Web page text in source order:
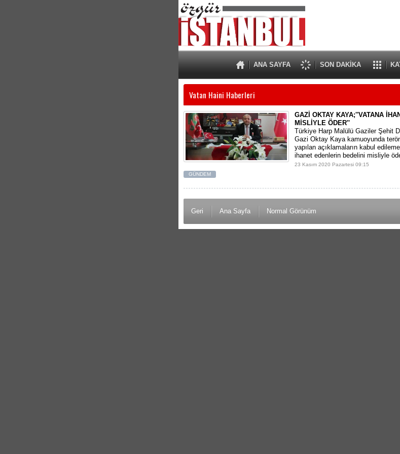
ANA SAYFA SON DAKİKA
Vatan Haini Haberleri
GAZİ OKTAY KAYA;''VATANA
MİSLİYLE ÖDER''
Türkiye Harp Malülü Gaziler Şehit
Gazi Oktay Kaya kamuoyunda
yapılan açıklamaların kabul
ihanet edenlerin bedelini misliyle
23 Kasım 2020 Pazartesi 09:15
GÜNDEM
Geri Ana Sayfa Normal Görünüm